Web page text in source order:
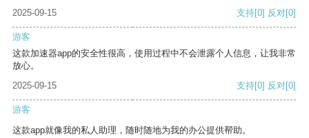
2025-09-15 支持[0] 反对[0]
游客
这款加速器app的安全性很高，使用过程中不会泄露个人信息，让我非常
放心。
2025-09-15
支持[0] 反对[0]
游客
这款app就像我的私人助理，随时随地为我的办公提供帮助。